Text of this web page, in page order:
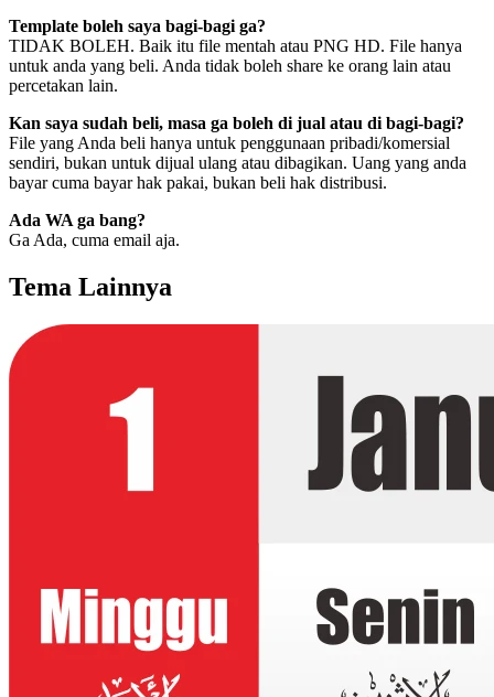
Template boleh saya bagi-bagi ga?
TIDAK BOLEH. Baik itu file mentah atau PNG HD. File hanya
untuk anda yang beli. Anda tidak boleh share ke orang lain atau
percetakan lain.
Kan saya sudah beli, masa ga boleh di jual atau di bagi-bagi?
File yang Anda beli hanya untuk penggunaan pribadi/komersial
sendiri, bukan untuk dijual ulang atau dibagikan. Uang yang anda
bayar cuma bayar hak pakai, bukan beli hak distribusi.
Ada WA ga bang?
Ga Ada, cuma email aja.
Tema Lainnya